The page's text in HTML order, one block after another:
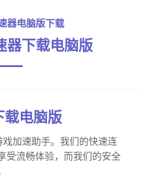
器电脑版下载
下载电脑版
电脑版
加速助手。我们的快速连
受流畅体验，而我们的安全